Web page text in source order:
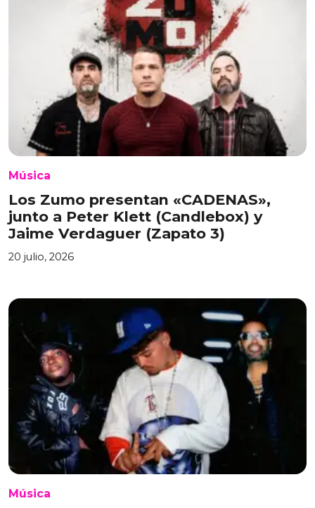
Música
Los Zumo presentan «CADENAS»,
junto a Peter Klett (Candlebox) y
Jaime Verdaguer (Zapato 3)
20 julio, 2026
Música